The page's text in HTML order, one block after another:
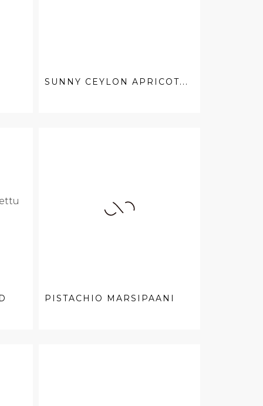
SUNNY CEYLON APRICOT...
PISTACHIO MARSIPAANI